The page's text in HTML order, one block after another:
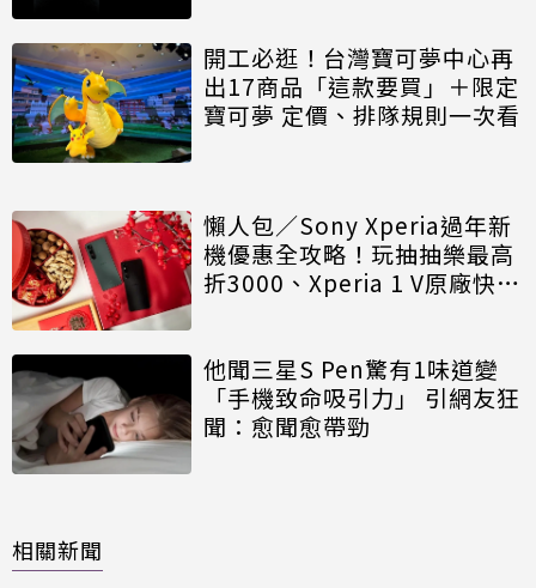
開工必逛！台灣寶可夢中心再
出17商品「這款要買」＋限定
寶可夢 定價、排隊規則一次看
懶人包／Sony Xperia過年新
機優惠全攻略！玩抽抽樂最高
折3000、Xperia 1 V原廠快充
他聞三星S Pen驚有1味道變
「手機致命吸引力」 引網友狂
聞：愈聞愈帶勁
相關新聞